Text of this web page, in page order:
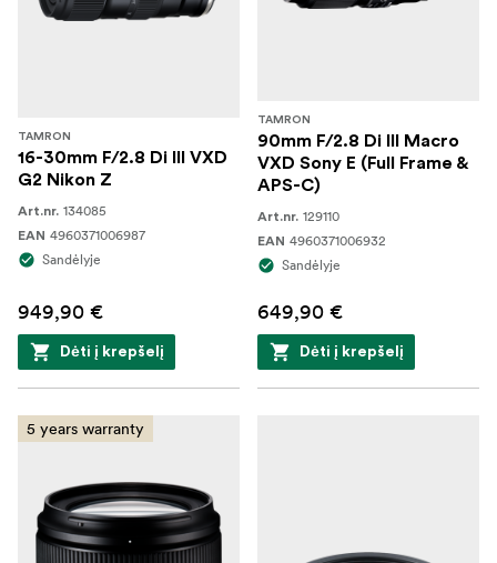
TAMRON
16-30mm F/2.8 Di III VXD
G2 Nikon Z
Art.nr. 134085
EAN 4960371006987
Sandėlyje
949,90 €
Dėti į krepšelį
TAMRON
90mm F/2.8 Di III Macro
VXD Sony E (Full Frame &
APS-C)
Art.nr. 129110
EAN 4960371006932
Sandėlyje
649,90 €
Dėti į krepšelį
5 years warranty